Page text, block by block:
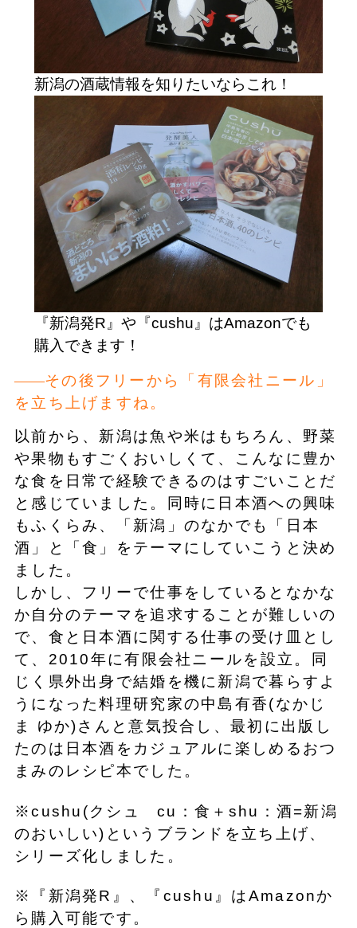
新潟の酒蔵情報を知りたいならこれ！
『新潟発R』や『cushu』はAmazonでも
購入できます！
その後フリーから「有限会社ニール」
を立ち上げますね。
以前から、新潟は魚や米はもちろん、野菜
や果物もすごくおいしくて、こんなに豊か
な食を日常で経験できるのはすごいことだ
と感じていました。同時に日本酒への興味
もふくらみ、「新潟」のなかでも「日本
酒」と「食」をテーマにしていこうと決め
ました。
しかし、フリーで仕事をしているとなかな
か自分のテーマを追求することが難しいの
で、食と日本酒に関する仕事の受け皿とし
て、2010年に有限会社ニールを設立。同
じく県外出身で結婚を機に新潟で暮らすよ
うになった料理研究家の中島有香(なかじ
ま ゆか)さんと意気投合し、最初に出版し
たのは日本酒をカジュアルに楽しめるおつ
まみのレシピ本でした。
※cushu(クシュ cu：食＋shu：酒=新潟
のおいしい)というブランドを立ち上げ、
シリーズ化しました。
※『新潟発R』、『cushu』はAmazonか
ら購入可能です。